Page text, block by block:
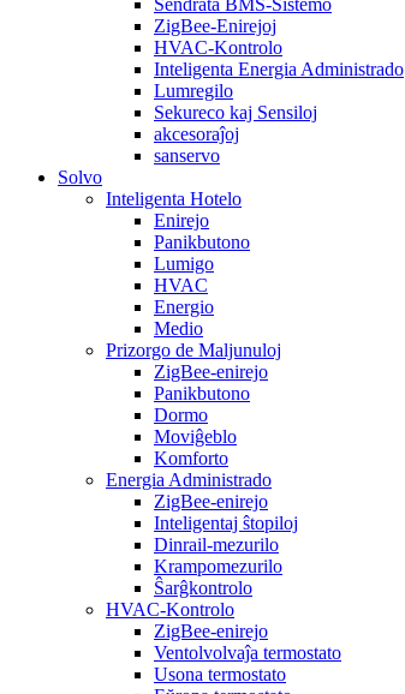
Sendrata BMS-Sistemo
ZigBee-Enirejoj
HVAC-Kontrolo
Inteligenta Energia Administrado
Lumregilo
Sekureco kaj Sensiloj
akcesoraĵoj
sanservo
Solvo
Inteligenta Hotelo
Enirejo
Panikbutono
Lumigo
HVAC
Energio
Medio
Prizorgo de Maljunuloj
ZigBee-enirejo
Panikbutono
Dormo
Moviĝeblo
Komforto
Energia Administrado
ZigBee-enirejo
Inteligentaj ŝtopiloj
Dinrail-mezurilo
Krampomezurilo
Ŝarĝkontrolo
HVAC-Kontrolo
ZigBee-enirejo
Ventolvolvaĵa termostato
Usona termostato